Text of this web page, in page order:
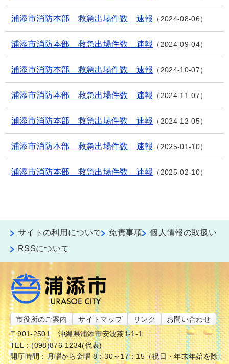
浦添市消防本部 救急出場件数 速報 2024-08-06
浦添市消防本部 救急出場件数 速報 2024-09-04
浦添市消防本部 救急出場件数 速報 2024-10-07
浦添市消防本部 救急出場件数 速報 2024-11-07
浦添市消防本部 救急出場件数 速報 2024-12-05
浦添市消防本部 救急出場件数 速報 2025-01-10
浦添市消防本部 救急出場件数 速報 2025-02-10
サイトの利用について 免責事項
個人情報の取扱い
RSSについて
市役所のご案内 サイトマップ リンク
お問い合わせ
〒901-2501
沖縄県浦添市安波茶1-1-1
TEL：(098)876-1234(代表)
開庁時間：月曜から金曜 8：30～17：15（祝日・年末年始を除